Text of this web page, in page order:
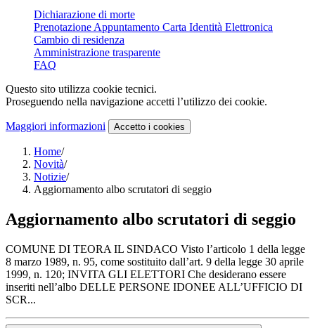
Dichiarazione di morte
Prenotazione Appuntamento Carta Identità Elettronica
Cambio di residenza
Amministrazione trasparente
FAQ
Questo sito utilizza cookie tecnici.
Proseguendo nella navigazione accetti l’utilizzo dei cookie.
Maggiori informazioni Accetto i cookies
Home/
Novità/
Notizie/
Aggiornamento albo scrutatori di seggio
Aggiornamento albo scrutatori di seggio
COMUNE DI TEORA IL SINDACO Visto l’articolo 1 della legge
8 marzo 1989, n. 95, come sostituito dall’art. 9 della legge 30 aprile
1999, n. 120; INVITA GLI ELETTORI Che desiderano essere
inseriti nell’albo DELLE PERSONE IDONEE ALL’UFFICIO DI
SCR...